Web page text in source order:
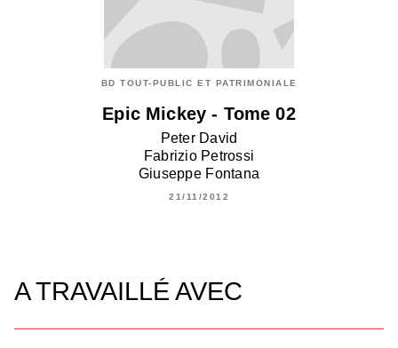
BD TOUT-PUBLIC ET PATRIMONIALE
Epic Mickey - Tome 02
Peter David
Fabrizio Petrossi
Giuseppe Fontana
21/11/2012
A TRAVAILLÉ AVEC